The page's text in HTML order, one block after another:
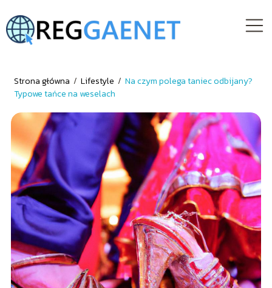
Strona główna / Lifestyle / Na czym polega taniec odbijany?
Typowe tańce na weselach